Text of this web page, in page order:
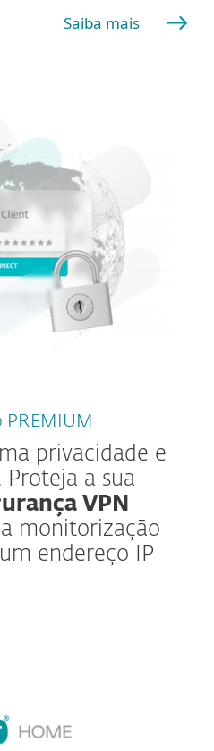
Saiba mais
PREMIUM
privacidade e
Proteja a sua
VPN
monitorização
endereço IP